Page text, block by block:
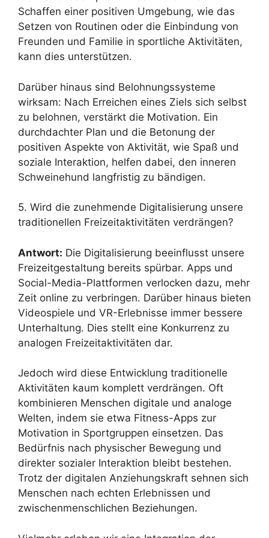
Schaffen einer positiven Umgebung, wie das
Setzen von Routinen oder die Einbindung von
Freunden und Familie in sportliche Aktivitäten,
kann dies unterstützen.
Darüber hinaus sind Belohnungssysteme
wirksam: Nach Erreichen eines Ziels sich selbst
zu belohnen, verstärkt die Motivation. Ein
durchdachter Plan und die Betonung der
positiven Aspekte von Aktivität, wie Spaß und
soziale Interaktion, helfen dabei, den inneren
Schweinehund langfristig zu bändigen.
5. Wird die zunehmende Digitalisierung unsere
traditionellen Freizeitaktivitäten verdrängen?
Antwort: Die Digitalisierung beeinflusst unsere
Freizeitgestaltung bereits spürbar. Apps und
Social-Media-Plattformen verlocken dazu, mehr
Zeit online zu verbringen. Darüber hinaus bieten
Videospiele und VR-Erlebnisse immer bessere
Unterhaltung. Dies stellt eine Konkurrenz zu
analogen Freizeitaktivitäten dar.
Jedoch wird diese Entwicklung traditionelle
Aktivitäten kaum komplett verdrängen. Oft
kombinieren Menschen digitale und analoge
Welten, indem sie etwa Fitness-Apps zur
Motivation in Sportgruppen einsetzen. Das
Bedürfnis nach physischer Bewegung und
direkter sozialer Interaktion bleibt bestehen.
Trotz der digitalen Anziehungskraft sehnen sich
Menschen nach echten Erlebnissen und
zwischenmenschlichen Beziehungen.